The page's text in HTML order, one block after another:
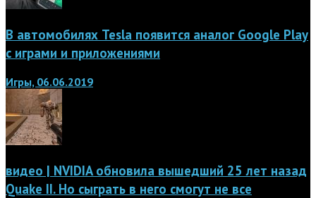
В автомобилях Tesla появится аналог Google Play
с играми и приложениями
Игры, 06.06.2019
видео | NVIDIA обновила вышедший 25 лет назад
Quake II. Но сыграть в него смогут не все